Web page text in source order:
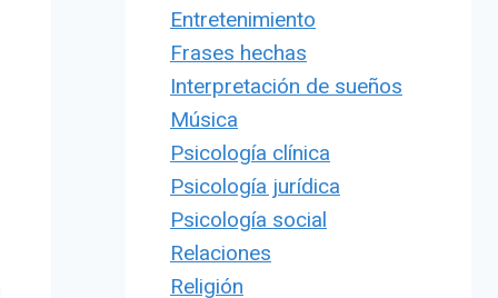
Entretenimiento
Frases hechas
Interpretación de sueños
Música
Psicología clínica
Psicología jurídica
Psicología social
Relaciones
Religión